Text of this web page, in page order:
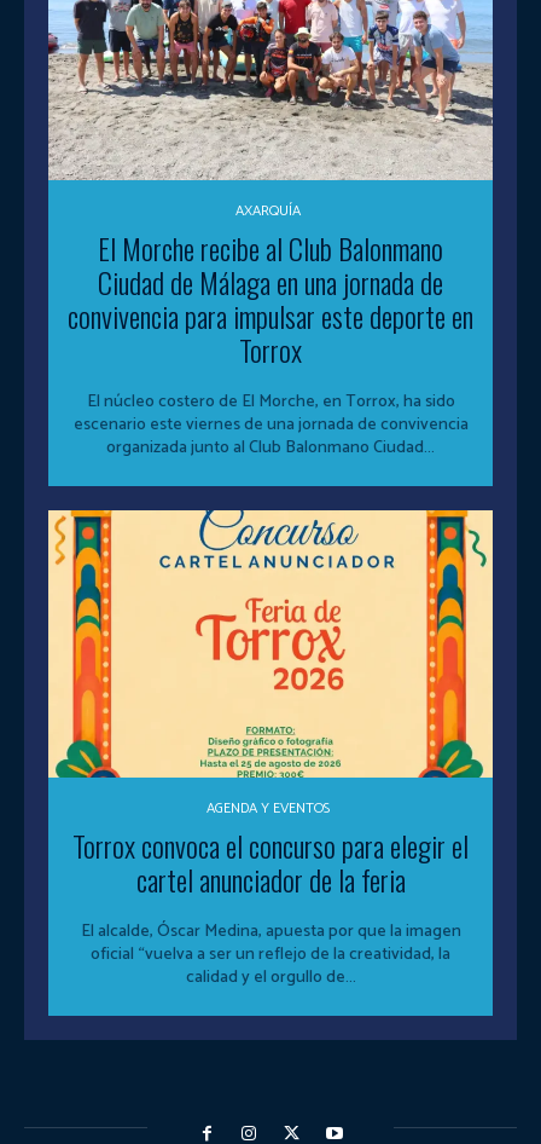
AXARQUÍA
El Morche recibe al Club Balonmano
Ciudad de Málaga en una jornada de
convivencia para impulsar este deporte en
Torrox
El núcleo costero de El Morche, en Torrox, ha sido
escenario este viernes de una jornada de convivencia
organizada junto al Club Balonmano Ciudad...
AGENDA Y EVENTOS
Torrox convoca el concurso para elegir el
cartel anunciador de la feria
El alcalde, Óscar Medina, apuesta por que la imagen
oficial “vuelva a ser un reflejo de la creatividad, la
calidad y el orgullo de...